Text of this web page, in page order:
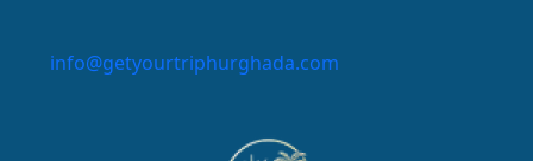
info@getyourtriphurghada.com